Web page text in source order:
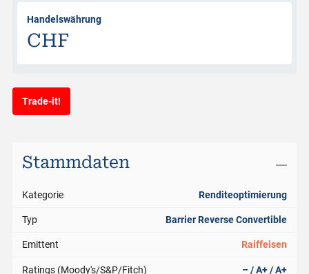
Handelswährung
CHF
Trade-it!
Stammdaten
Kategorie Renditeoptimierung
Typ Barrier Reverse Convertible
Emittent Raiffeisen
Ratings (Moody's/S&P/Fitch) – / A+ / A+